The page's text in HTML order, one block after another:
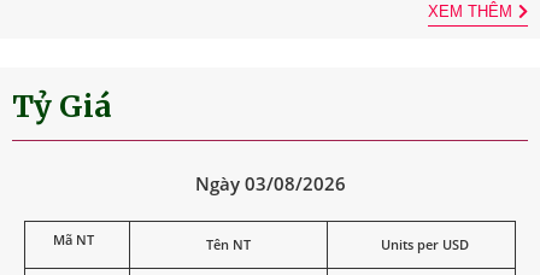
XEM THÊM
Tỷ Giá
Ngày 03/08/2026
Mã NT Tên NT Units per USD